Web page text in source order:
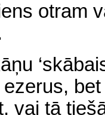
otram
vai tā